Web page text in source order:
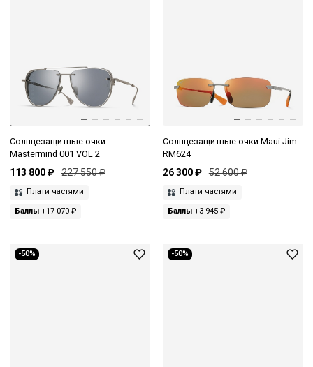
Солнцезащитные очки
Mastermind 001 VOL 2
113 800 ₽ 227 550 ₽
Плати частями
Баллы +17 070 ₽
Солнцезащитные очки Maui Jim
RM624
26 300 ₽ 52 600 ₽
Плати частями
Баллы+3 945 ₽
-50% -50%